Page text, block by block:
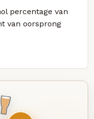
percentage van
van oorsprong